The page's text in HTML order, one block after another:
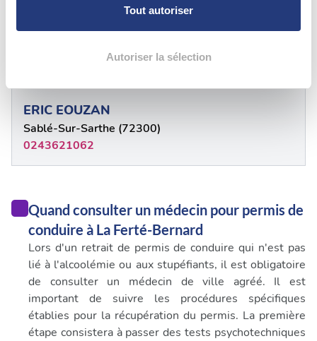
personnelles et définir vos préférences, reportez-vous à
déclaration sur les cookies.
Les cookies nous permettent de personnaliser le contenu
et les annonces, d'offrir des fonctionnalités relatives aux
médias sociaux et d'analyser notre trafic. Nous
partageons également des informations sur l'utilisation de
ou qu'ils ont collectées lors de votre utilisation de leurs
services.
Tout autoriser
Autoriser la sélection
ERIC EOUZAN
Sablé-Sur-Sarthe (72300)
0243621062
Quand consulter un médecin pour permis de
conduire à La Ferté-Bernard
Lors d'un retrait de permis de conduire qui n'est pas
lié à l'alcoolémie ou aux stupéfiants, il est obligatoire
de consulter un médecin de ville agréé. Il est
important de suivre les procédures spécifiques
établies pour la récupération du permis. La première
étape consistera à passer des tests psychotechniques